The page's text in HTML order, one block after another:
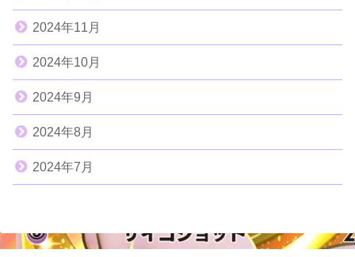
2024年11月
2024年10月
2024年9月
2024年8月
2024年7月